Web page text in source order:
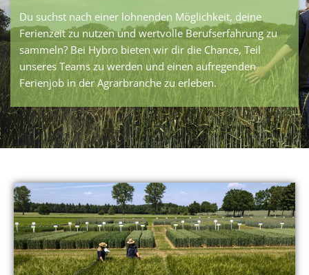
Du suchst nach einer lohnenden Möglichkeit, deine
Ferienzeit zu nutzen und wertvolle Berufserfahrung zu
sammeln? Bei Hybro bieten wir dir die Chance, Teil
unseres Teams zu werden und einen aufregenden
Ferienjob in der Agrarbranche zu erleben.